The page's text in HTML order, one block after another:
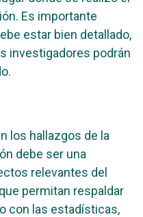
Es importante
estar bien detallado,
investigadores podrán
los hallazgos de la
debe ser una
relevantes del
permitan respaldar
con las estadísticas,